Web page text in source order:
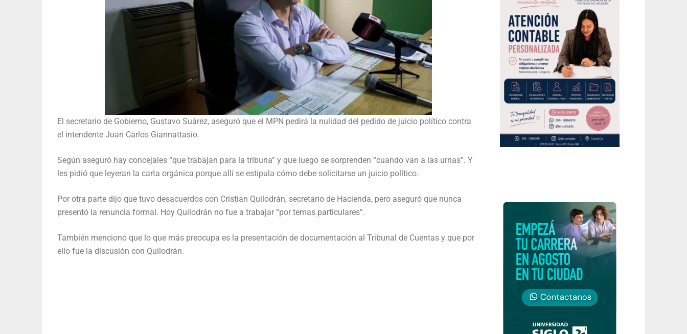
El secretario de Gobierno, Gustavo Suárez, aseguró que el MPN pedirá la nulidad del pedido de juicio político contra
el intendente Juan Carlos Giannattasio.
Según aseguró hay concejales “que trabajan para la tribuna” y que luego se sorprenden “cuando van a las urnas”. Y
les pidió que leyeran la carta orgánica porque allí se estipula cómo debe solicitarse un juicio político.
Por otra parte dijo que tuvo desacuerdos con Cristian Quilodrán, secretario de Hacienda, pero aseguró que nunca
presentó la renuncia formal. Hoy Quilodrán no fue a trabajar “por temas particulares”.
También mencionó que lo que más preocupa es la presentación de documentación al Tribunal de Cuentas y que por
ello fue la discusión con Quilodrán.